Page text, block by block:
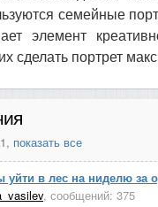
семейные
элемент
сделать портрет
показать все
уйти в лес на ниделю за
, сообщений: 375